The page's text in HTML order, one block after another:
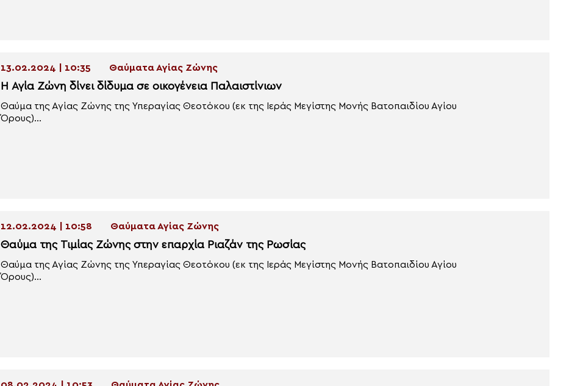
13.02.2024 | 10:35 Θαύματα Αγίας Ζώνης
Η Αγία Ζώνη δίνει δίδυμα σε οικογένεια Παλαιστίνιων
Θαύμα της Αγίας Ζώνης της Υπεραγίας Θεοτόκου (εκ της Ιεράς Μεγίστης Μονής Βατοπαιδίου Αγίου
Όρους)...
12.02.2024 | 10:58 Θαύματα Αγίας Ζώνης
Θαύμα της Τιμίας Ζώνης στην επαρχία Ριαζάν της Ρωσίας
Θαύμα της Αγίας Ζώνης της Υπεραγίας Θεοτόκου (εκ της Ιεράς Μεγίστης Μονής Βατοπαιδίου Αγίου
Όρους)...